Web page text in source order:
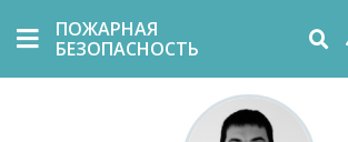
ПОЖАРНАЯ
БЕЗОПАСНОСТЬ